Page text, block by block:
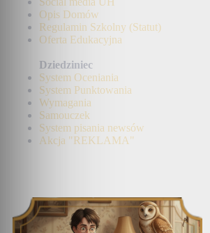
Opis Domów
Regulamin Szkolny (Statut)
Oferta Edukacyjna
Dziedziniec
System Oceniania
System Punktowania
Wymagania
Samouczek
System pisania newsów
Akcja "REKLAMA"